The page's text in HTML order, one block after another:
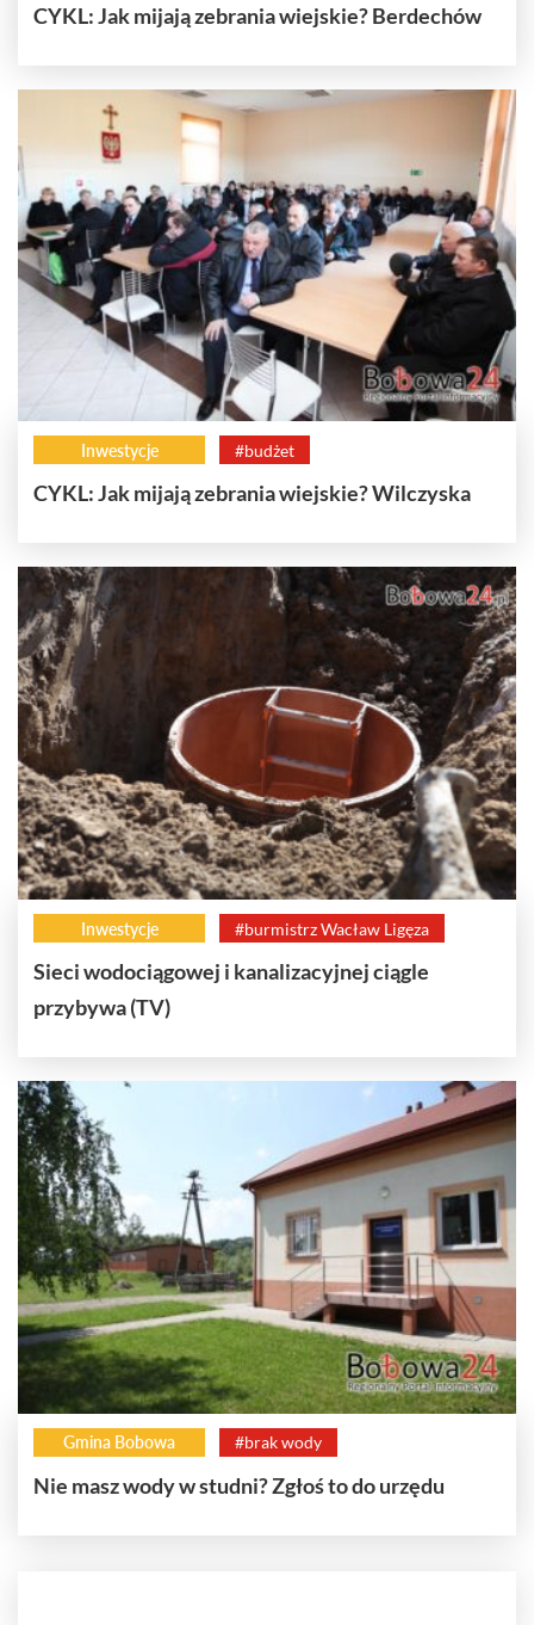
CYKL: Jak mijają zebrania wiejskie? Berdechów
Inwestycje #budżet
CYKL: Jak mijają zebrania wiejskie? Wilczyska
Inwestycje #burmistrz Wacław Ligęza
Sieci wodociągowej i kanalizacyjnej ciągle
przybywa (TV)
Gmina Bobowa #brak wody
Nie masz wody w studni? Zgłoś to do urzędu